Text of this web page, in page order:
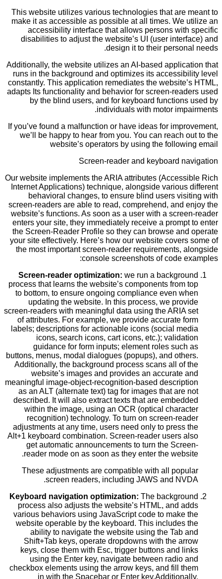
This website utilizes various technologies that are meant to
make it as accessible as possible at all times. We utilize an
accessibility interface that allows persons with specific
disabilities to adjust the website’s UI (user interface) and
design it to their personal needs.
Additionally, the website utilizes an AI-based application that
runs in the background and optimizes its accessibility level
constantly. This application remediates the website’s HTML,
adapts Its functionality and behavior for screen-readers used
by the blind users, and for keyboard functions used by
individuals with motor impairments.
If you’ve found a malfunction or have ideas for improvement,
we’ll be happy to hear from you. You can reach out to the
website’s operators by using the following email
Screen-reader and keyboard navigation
Our website implements the ARIA attributes (Accessible Rich
Internet Applications) technique, alongside various different
behavioral changes, to ensure blind users visiting with
screen-readers are able to read, comprehend, and enjoy the
website’s functions. As soon as a user with a screen-reader
enters your site, they immediately receive a prompt to enter
the Screen-Reader Profile so they can browse and operate
your site effectively. Here’s how our website covers some of
the most important screen-reader requirements, alongside
console screenshots of code examples:
Screen-reader optimization: we run a background
process that learns the website’s components from top
to bottom, to ensure ongoing compliance even when
updating the website. In this process, we provide
screen-readers with meaningful data using the ARIA set
of attributes. For example, we provide accurate form
labels; descriptions for actionable icons (social media
icons, search icons, cart icons, etc.); validation
guidance for form inputs; element roles such as
buttons, menus, modal dialogues (popups), and others.
Additionally, the background process scans all of the
website’s images and provides an accurate and
meaningful image-object-recognition-based description
as an ALT (alternate text) tag for images that are not
described. It will also extract texts that are embedded
within the image, using an OCR (optical character
recognition) technology. To turn on screen-reader
adjustments at any time, users need only to press the
Alt+1 keyboard combination. Screen-reader users also
get automatic announcements to turn the Screen-
reader mode on as soon as they enter the website.
These adjustments are compatible with all popular
screen readers, including JAWS and NVDA.
Keyboard navigation optimization: The background
process also adjusts the website’s HTML, and adds
various behaviors using JavaScript code to make the
website operable by the keyboard. This includes the
ability to navigate the website using the Tab and
Shift+Tab keys, operate dropdowns with the arrow
keys, close them with Esc, trigger buttons and links
using the Enter key, navigate between radio and
checkbox elements using the arrow keys, and fill them
in with the Spacebar or Enter key.Additionally,